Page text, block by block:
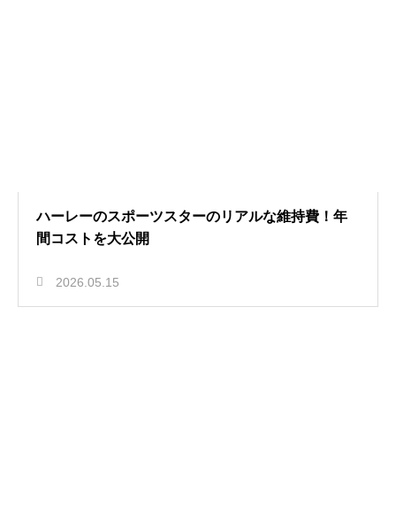
ハーレーのスポーツスターのリアルな維持費！年
間コストを大公開
2026.05.15